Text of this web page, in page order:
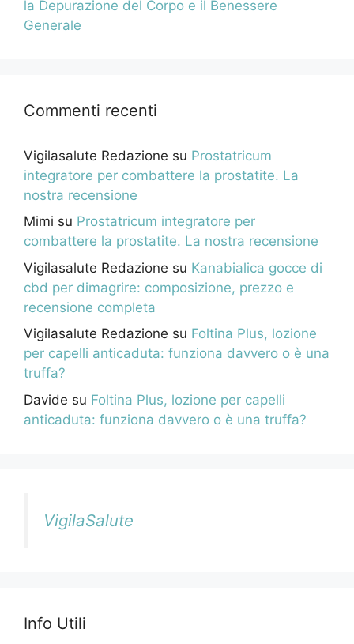
la Depurazione del Corpo e il Benessere
Generale
Commenti recenti
Vigilasalute Redazione su Prostatricum
integratore per combattere la prostatite. La
nostra recensione
Mimi su Prostatricum integratore per
combattere la prostatite. La nostra recensione
Vigilasalute Redazione su Kanabialica gocce di
cbd per dimagrire: composizione, prezzo e
recensione completa
Vigilasalute Redazione su Foltina Plus, lozione
per capelli anticaduta: funziona davvero o è una
truffa?
Davide su Foltina Plus, lozione per capelli
anticaduta: funziona davvero o è una truffa?
VigilaSalute
Info Utili